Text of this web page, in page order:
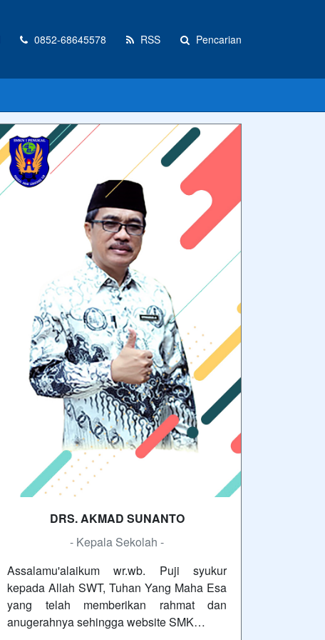
0852-68645578 RSS Pencarian
DRS. AKMAD SUNANTO
- Kepala Sekolah -
Assalamu'alaikum wr.wb. Puji syukur
kepada Allah SWT, Tuhan Yang Maha Esa
yang telah memberikan rahmat dan
anugerahnya sehingga website SMK…